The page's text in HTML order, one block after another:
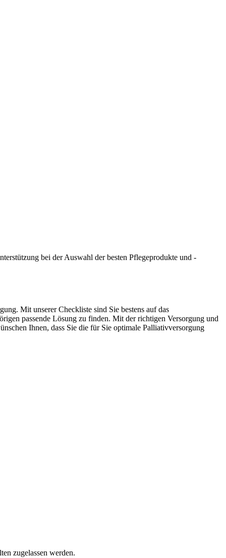
bei der Auswahl der besten Pflegeprodukte und -
Mit unserer Checkliste sind Sie bestens auf das
passende Lösung zu finden. Mit der richtigen Versorgung und
Ihnen, dass Sie die für Sie optimale Palliativversorgung
zugelassen werden.